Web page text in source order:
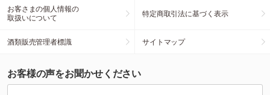
お客さまの個人情報の
取扱いについて
特定商取引法に基づく表示
酒類販売管理者標識 サイトマップ
お客様の声をお聞かせください